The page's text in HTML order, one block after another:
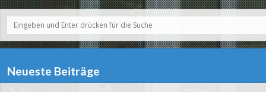
Neueste Beiträge